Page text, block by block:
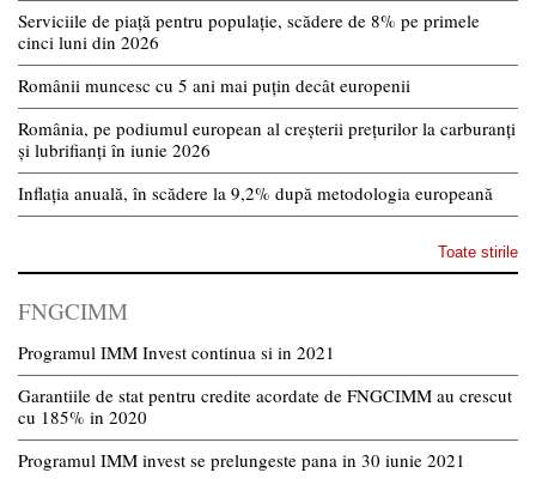
Serviciile de piață pentru populație, scădere de 8% pe primele
cinci luni din 2026
Românii muncesc cu 5 ani mai puțin decât europenii
România, pe podiumul european al creșterii prețurilor la carburanți
și lubrifianți în iunie 2026
Inflația anuală, în scădere la 9,2% după metodologia europeană
Toate stirile
FNGCIMM
Programul IMM Invest continua si in 2021
Garantiile de stat pentru credite acordate de FNGCIMM au crescut
cu 185% in 2020
Programul IMM invest se prelungeste pana in 30 iunie 2021